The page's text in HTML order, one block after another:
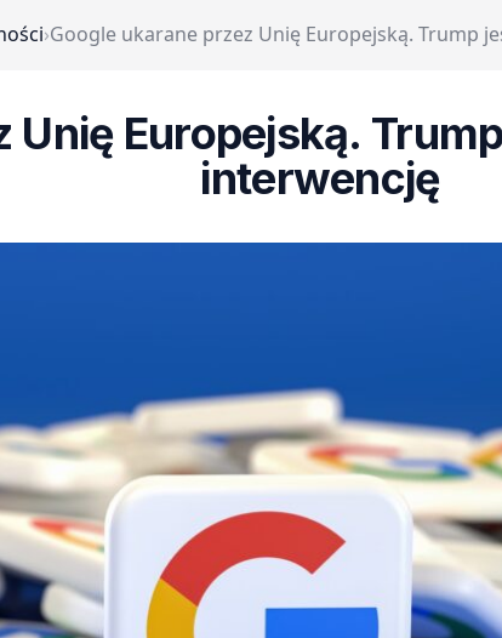
›Google ukarane przez Unię Europejską. Trump
Europejską.
interwencję